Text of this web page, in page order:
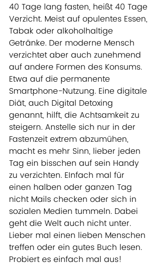
40 Tage lang fasten, heißt 40 Tage
Verzicht. Meist auf opulentes Essen,
Tabak oder alkoholhaltige
Getränke. Der moderne Mensch
verzichtet aber auch zunehmend
auf andere Formen des Konsums.
Etwa auf die permanente
Smartphone-Nutzung. Eine digitale
Diät, auch Digital Detoxing
genannt, hilft, die Achtsamkeit zu
steigern. Anstelle sich nur in der
Fastenzeit extrem abzumühen,
macht es mehr Sinn, lieber jeden
Tag ein bisschen auf sein Handy
zu verzichten. EInfach mal für
einen halben oder ganzen Tag
nicht Mails checken oder sich in
sozialen Medien tummeln. Dabei
geht die Welt auch nicht unter.
Lieber mal einen lieben Menschen
treffen oder ein gutes Buch lesen.
Probiert es einfach mal aus!